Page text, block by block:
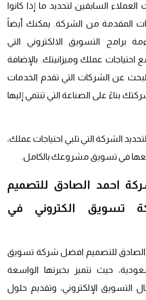
العملاء السابقين لتحديد ما إذا كانوا
المقدمة من الشركة. يمكنك أيضاً
برامج التسويق الالكتروني التي
احتياجات عملك وميزانيتك. بالإضافة
عن الشركات التي تقدم الخدمات
بناءً على الصناعة التي تنتمي إليها
الشركة التي تلبي احتياجات عملك،
في تسويق مشروعك بالكامل.
احمد الصادق للتصميم
تسويق الكتروني في
الصادق للتصميم افضل شركة تسويق
حيث تتميز بخبرتها الواسعة
التسويق الإلكتروني، وتقديم حلول